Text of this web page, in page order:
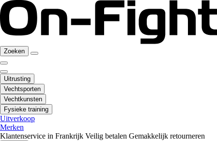
Zoeken
Uitrusting
Vechtsporten
Vechtkunsten
Fysieke training
Uitverkoop
Merken
Klantenservice in Frankrijk Veilig betalen Gemakkelijk retourneren